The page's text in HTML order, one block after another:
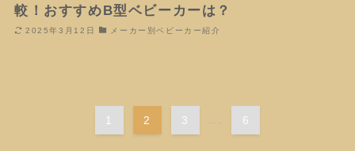
較！おすすめB型ベビーカーは？
2025年3月12日 メーカー別ベビーカー紹介
1 2 3 ... 6